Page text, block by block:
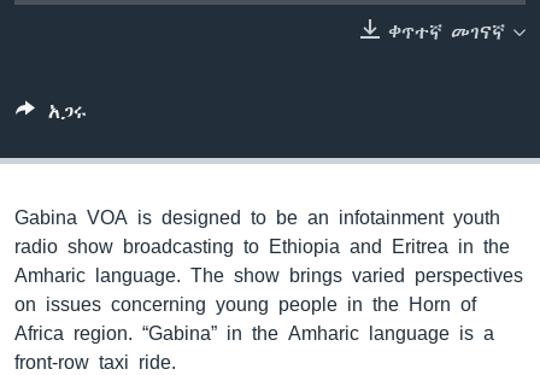
ቀጥተኛ መገናኛ
አጋሩ
Gabina VOA is designed to be an infotainment youth
radio show broadcasting to Ethiopia and Eritrea in the
Amharic language. The show brings varied perspectives
on issues concerning young people in the Horn of
Africa region. “Gabina” in the Amharic language is a
front-row taxi ride.